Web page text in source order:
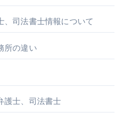
、司法書士情報について
所の違い
護士、司法書士